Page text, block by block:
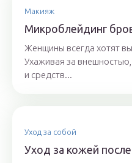
Макияж
Микроблейдинг
Женщины всегда хотят
Ухаживая за
и средств...
Уход за собой
Уход за кожей после